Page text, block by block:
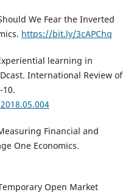
We Fear the Inverted
https://bit.ly/3cAPChq
learning in
International Review of
10.
Financial and
One Economics.
Open Market